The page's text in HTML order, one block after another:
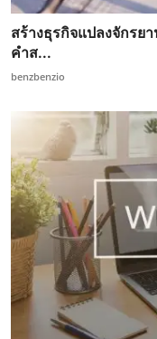
สร้างธุรกิจแปลงจักรย
คำส...
benzbenzio